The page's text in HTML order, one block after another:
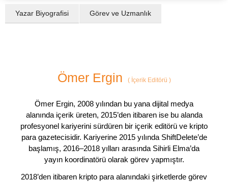
Yazar Biyografisi Görev ve Uzmanlık
Ömer Ergin (İçerik Editörü )
Ömer Ergin, 2008 yılından bu yana dijital medya
alanında içerik üreten, 2015’den itibaren ise bu alanda
profesyonel kariyerini sürdüren bir içerik editörü ve kripto
para gazetecisidir. Kariyerine 2015 yılında ShiftDelete’de
başlamış, 2016–2018 yılları arasında Sihirli Elma’da
yayın koordinatörü olarak görev yapmıştır.
2018’den itibaren kripto para alanındaki şirketlerde görev